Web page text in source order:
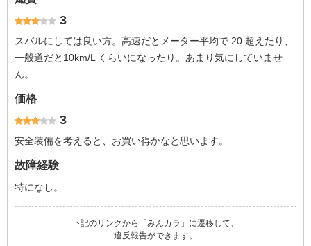
3
スバルにしては良い方。高速だとメーター平均で 20 超えたり、
一般道だと10km/L くらいになったり。あまり気にしていませ
ん。
価格
3
安全装備を考えると、お買い得かなと思います。
故障経験
特になし。
下記のリンクから「みんカラ」に遷移して、
違反報告ができます。